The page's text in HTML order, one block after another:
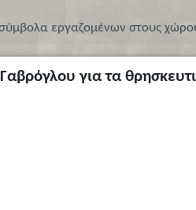
εργαζομένων στους
για τα